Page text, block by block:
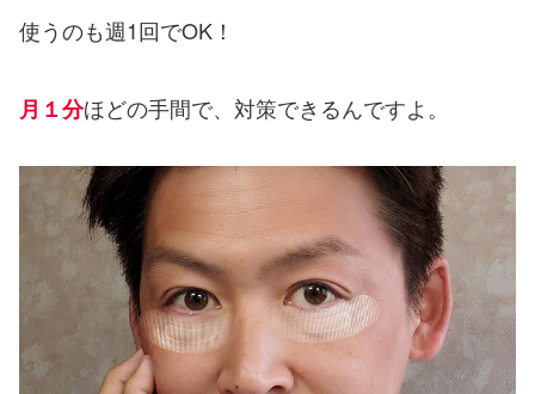
使うのも週1回でOK！
月１分ほどの手間で、対策できるんですよ。